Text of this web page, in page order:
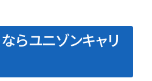
らユニゾンキャリ